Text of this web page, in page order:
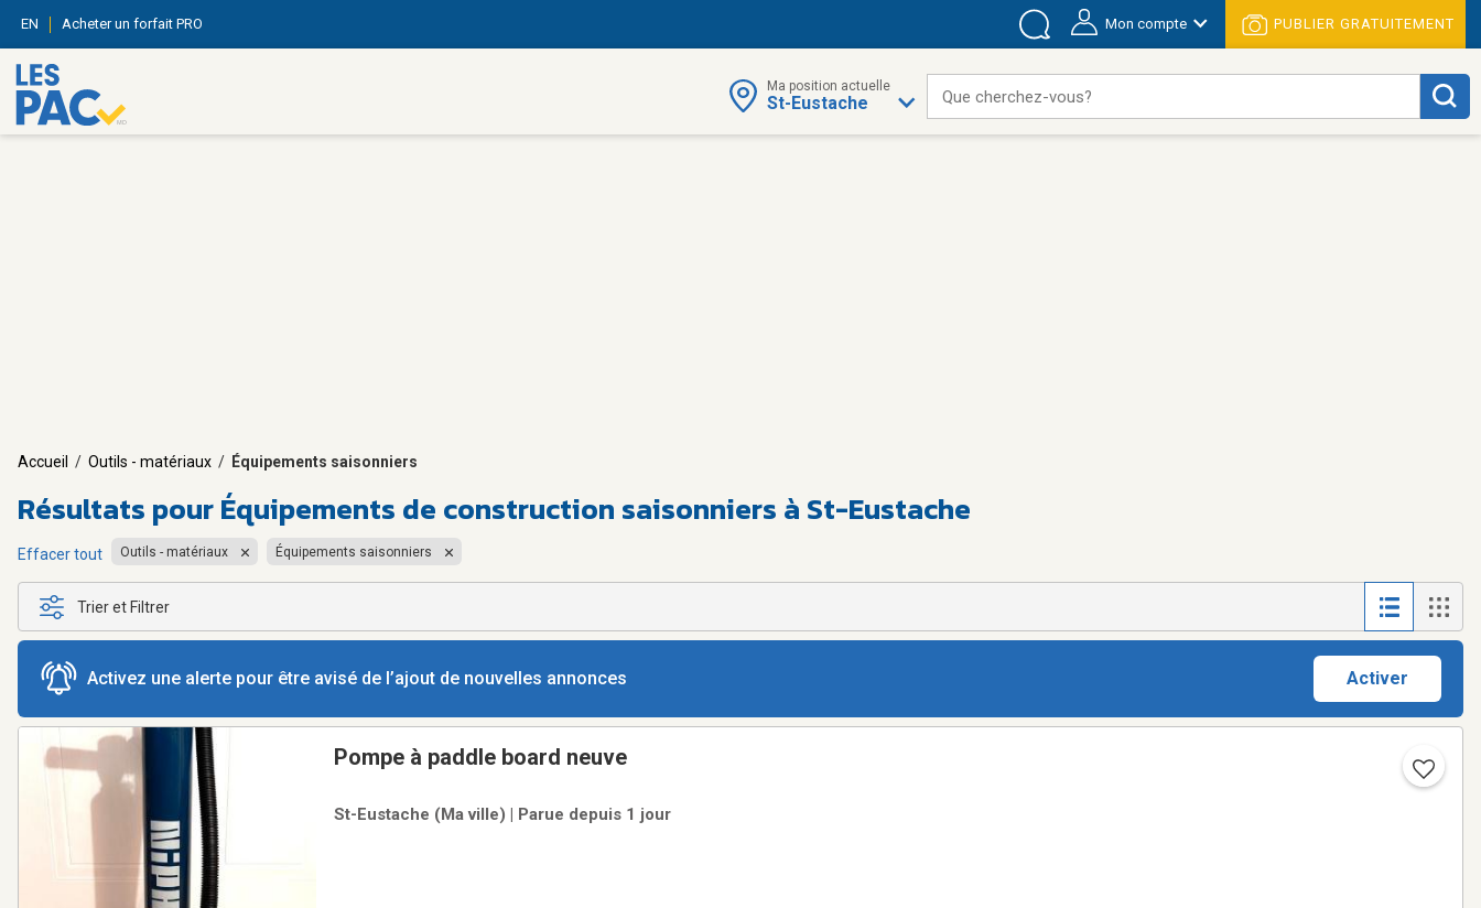
EN Acheter un forfait PRO Mon compte PUBLIER GRATUITEMENT
Ma position actuelle
St-Eustache Que cherchez-vous?
Accueil / Outils - matériaux / Équipements saisonniers
Résultats pourÉquipements de construction saisonniers à St-Eustache
Effacer tout Outils - matériaux Équipements saisonniers
Trier et Filtrer
Activez une alerte pour être avisé de l’ajout de nouvelles annonces Activer
Pompe à paddle board neuve
St-Eustache (Ma ville) | Parue depuis 1 jour